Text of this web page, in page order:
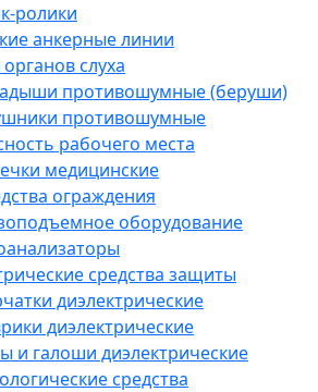
ролики
анкерные линии
слуха
противошумные (беруши)
противошумные
рабочего места
медицинские
ограждения
оборудование
средства защиты
диэлектрические
диэлектрические
и галоши диэлектрические
средства